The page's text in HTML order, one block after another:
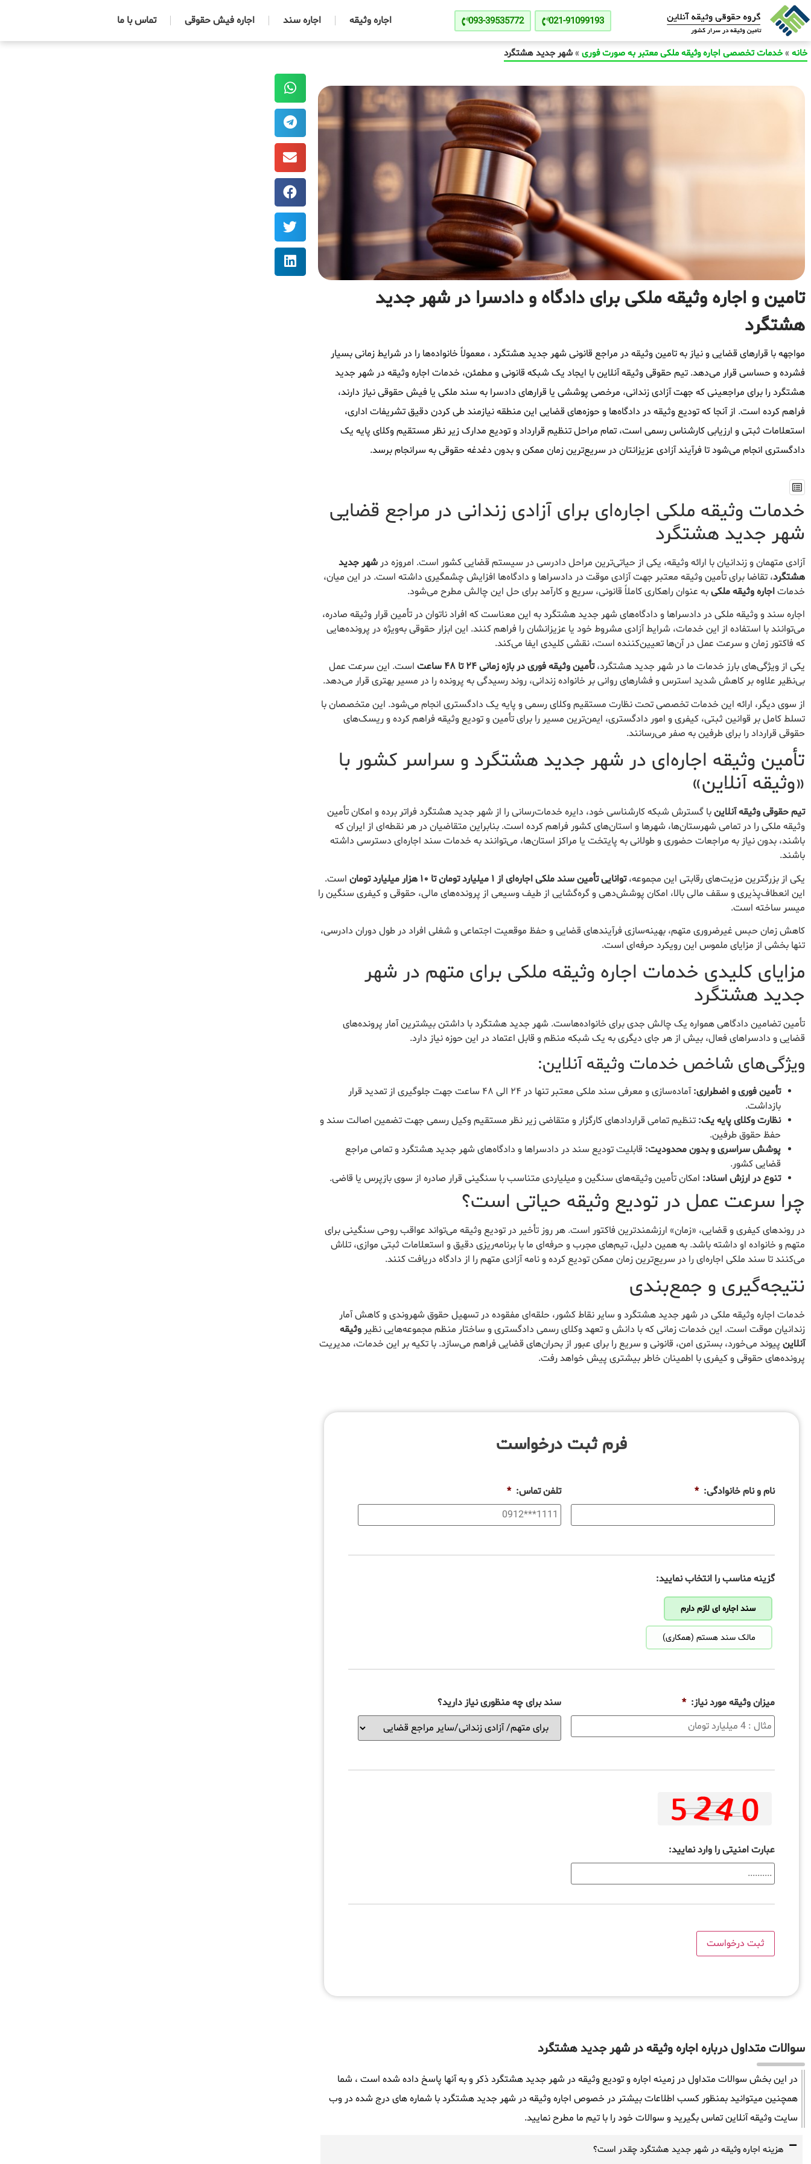
021-91099193
093-39535772 اجاره وثیقه اجاره سند اجاره فیش حقوقی تماس با ما
خانه » خدمات تخصصی اجاره وثیقه ملکی معتبر به صورت فوری » شهر جدید هشتگرد
تامین و اجاره وثیقه ملکی برای دادگاه و دادسرا در شهر جدید
هشتگرد
مواجهه با قرارهای قضایی و نیاز به تامین وثیقه در مراجع قانونی شهر جدید هشتگرد ، معمولاً خانواده‌ها را در شرایط زمانی بسیار
فشرده و حساسی قرار می‌دهد. تیم حقوقی وثیقه آنلاین با ایجاد یک شبکه قانونی و مطمئن، خدمات اجاره وثیقه در شهر جدید
هشتگرد را برای مراجعینی که جهت آزادی زندانی، مرخصی پوششی یا قرارهای دادسرا به سند ملکی یا فیش حقوقی نیاز دارند،
فراهم کرده است. از آنجا که تودیع وثیقه در دادگاه‌ها و حوزه‌های قضایی این منطقه نیازمند طی کردن دقیق تشریفات اداری،
استعلامات ثبتی و ارزیابی کارشناس رسمی است، تمام مراحل تنظیم قرارداد و تودیع مدارک زیر نظر مستقیم وکلای پایه یک
دادگستری انجام می‌شود تا فرآیند آزادی عزیزانتان در سریع‌ترین زمان ممکن و بدون دغدغه حقوقی به سرانجام برسد.
خدمات وثیقه ملکی اجاره‌ای برای آزادی زندانی در مراجع قضایی
شهر جدید هشتگرد
آزادی متهمان و زندانیان با ارائه وثیقه، یکی از حیاتی‌ترین مراحل دادرسی در سیستم قضایی کشور است. امروزه در شهر جدید
هشتگرد، تقاضا برای تأمین وثیقه معتبر جهت آزادی موقت در دادسراها و دادگاه‌ها افزایش چشمگیری داشته است. در این میان،
خدماتاجاره وثیقه ملکیبه عنوان راهکاری کاملاً قانونی، سریع و کارآمد برای حل این چالش مطرح می‌شود.
اجاره سند و وثیقه ملکی در دادسراها و دادگاه‌های شهر جدید هشتگرد به این معناست که افراد ناتوان در تأمین قرار وثیقه صادره،
می‌توانند با استفاده از این خدمات، شرایط آزادی مشروط خود یا عزیزانشان را فراهم کنند. این ابزار حقوقی به‌ویژه در پرونده‌هایی
که فاکتور زمان و سرعت عمل در آن‌ها تعیین‌کننده است، نقشی کلیدی ایفا می‌کند.
یکی از ویژگی‌های بارز خدمات ما در شهر جدید هشتگرد،تأمین وثیقه فوری در بازه زمانی ۲۴ تا ۴۸ ساعت
است. این سرعت عمل
بی‌نظیر علاوه بر کاهش شدید استرس و فشارهای روانی بر خانواده زندانی، روند رسیدگی به پرونده را در مسیر بهتری قرار می‌دهد.
از سوی دیگر، ارائه این خدمات تخصصی تحت نظارت مستقیم وکلای رسمی و پایه یک دادگستری انجام می‌شود. این متخصصان با
تسلط کامل بر قوانین ثبتی، کیفری و امور دادگستری، ایمن‌ترین مسیر را برای تأمین و تودیع وثیقه فراهم کرده و ریسک‌های
حقوقی قرارداد را برای طرفین به صفر می‌رسانند.
تأمین وثیقه اجاره‌ای در شهر جدید هشتگرد و سراسر کشور با
«وثیقه آنلاین»
تیم حقوقی وثیقه آنلاینبا گسترش شبکه کارشناسی خود، دایره خدمات‌رسانی را از شهر جدید هشتگرد فراتر برده و امکان تأمین
وثیقه ملکی را در تمامی شهرستان‌ها، شهرها و استان‌های کشور فراهم کرده است. بنابراین متقاضیان در هر نقطه‌ای از ایران که
باشند، بدون نیاز به مراجعات حضوری و طولانی به پایتخت یا مراکز استان‌ها، می‌توانند به خدمات سند اجاره‌ای دسترسی داشته
باشند.
یکی از بزرگترین مزیت‌های رقابتی این مجموعه،توانایی تأمین سند ملکی اجاره‌ای از ۱ میلیارد تومان تا ۱۰ هزار میلیارد تومان
است.
این انعطاف‌پذیری و سقف مالی بالا، امکان پوشش‌دهی و گره‌گشایی از طیف وسیعی از پرونده‌های مالی، حقوقی و کیفری سنگین را
میسر ساخته است.
کاهش زمان حبس غیرضروری متهم، بهینه‌سازی فرآیندهای قضایی و حفظ موقعیت اجتماعی و شغلی افراد در طول دوران دادرسی،
تنها بخشی از مزایای ملموس این رویکرد حرفه‌ای است.
مزایای کلیدی خدمات اجاره وثیقه ملکی برای متهم در شهر
جدید هشتگرد
تأمین تضامین دادگاهی همواره یک چالش جدی برای خانواده‌هاست. شهر جدید هشتگرد با داشتن بیشترین آمار پرونده‌های
قضایی و دادسراهای فعال، بیش از هر جای دیگری به یک شبکه منظم و قابل اعتماد در این حوزه نیاز دارد.
ویژگی‌های شاخص خدمات وثیقه آنلاین:
تأمین فوری و اضطراری:
آماده‌سازی و معرفی سند ملکی معتبر تنها در ۲۴ الی ۴۸ ساعت جهت جلوگیری از تمدید قرار
بازداشت.
نظارت وکلای پایه یک: تنظیم تمامی قراردادهای کارگزار و متقاضی زیر نظر مستقیم وکیل رسمی جهت تضمین اصالت سند و
حفظ حقوق طرفین.
پوشش سراسری و بدون محدودیت: قابلیت تودیع سند در دادسراها و دادگاه‌های شهر جدید هشتگرد و تمامی مراجع
قضایی کشور.
تنوع در ارزش اسناد: امکان تأمین وثیقه‌های سنگین و میلیاردی متناسب با سنگینی قرار صادره از سوی بازپرس یا قاضی.
چرا سرعت عمل در تودیع وثیقه حیاتی است؟
در روندهای کیفری و قضایی، «زمان» ارزشمندترین فاکتور است. هر روز تأخیر در تودیع وثیقه می‌تواند عواقب روحی سنگینی برای
متهم و خانواده او داشته باشد. به همین دلیل، تیم‌های مجرب و حرفه‌ای ما با برنامه‌ریزی دقیق و استعلامات ثبتی موازی، تلاش
می‌کنند تا سند ملکی اجاره‌ای را در سریع‌ترین زمان ممکن تودیع کرده و نامه آزادی متهم را از دادگاه دریافت کنند.
نتیجه‌گیری و جمع‌بندی
خدمات اجاره وثیقه ملکی در شهر جدید هشتگرد و سایر نقاط کشور، حلقه‌ای مفقوده در تسهیل حقوق شهروندی و کاهش آمار
زندانیان موقت است. این خدمات زمانی که با دانش و تعهد وکلای رسمی دادگستری و ساختار منظم مجموعه‌هایی نظیر وثیقه
آنلاین پیوند می‌خورد، بستری امن، قانونی و سریع را برای عبور از بحران‌های قضایی فراهم می‌سازد. با تکیه بر این خدمات، مدیریت
پرونده‌های حقوقی و کیفری با اطمینان خاطر بیشتری پیش خواهد رفت.
فرم ثبت درخواست
نام و نام خانوادگی: * تلفن تماس: *
گزینه مناسب را انتخاب نمایید:
سند اجاره ای لازم دارم
مالک سند هستم (همکاری)
میزان وثیقه مورد نیاز: * سند برای چه منظوری نیاز دارید؟
عبارت امنیتی را وارد نمایید:
سوالات متداول درباره اجاره وثیقه در شهر جدید هشتگرد
در این بخش سوالات متداول در زمینه اجاره و تودیع وثیقه در شهر جدید هشتگرد ذکر و به آنها پاسخ داده شده است ، شما
همچنین میتوانید بمنظور کسب اطلاعات بیشتر در خصوص اجاره وثیقه در شهر جدید هشتگرد با شماره های درج شده در وب
سایت وثیقه آنلاین تماس بگیرید و سوالات خود را با تیم ما مطرح نمایید.
هزینه اجاره وثیقه در شهر جدید هشتگرد چقدر است؟